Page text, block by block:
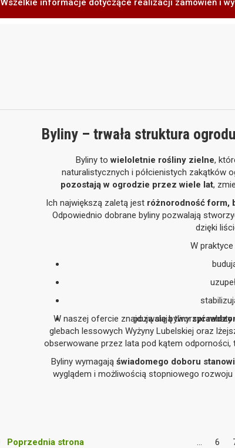
Wszelkie informacje dotyczące realizacji zamówień i
Byliny – trwała struktura
Byliny towieloletnie rośliny zielne,
naturalistycznych i półcienistych zakątków
pozostają w ogrodzie przez wiele lat,
Ich największą zaletą jest różnorodność form,
Odpowiednio dobrane byliny pozwalają
dzięki
W
pozwalają tworzyć
W naszej ofercie znajdują się byliny
glebach lessowych Wyżyny Lubelskiej oraz
obserwowane przez lata pod kątem
Byliny wymagają świadomego doboru
wyglądem i możliwością stopniowego
Poprzednia strona ... 6